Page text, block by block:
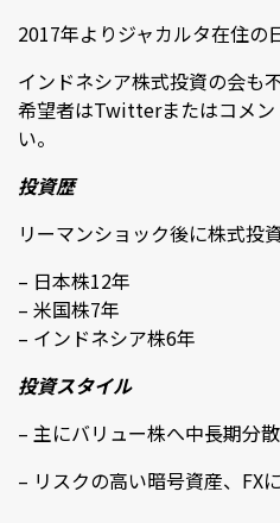
2017年よりジャカルタ在住の
インドネシア株式投資の会も
希望者はTwitterまたはコメン
い。
投資歴
リーマンショック後に株式投
– 日本株12年
– 米国株7年
– インドネシア株6年
投資スタイル
– 主にバリュー株へ中長期分
– リスクの高い暗号資産、FX